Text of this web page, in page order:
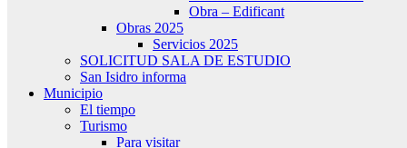
Obra – Edificant
Obras 2025
Servicios 2025
SOLICITUD SALA DE ESTUDIO
San Isidro informa
Municipio
El tiempo
Turismo
Para visitar